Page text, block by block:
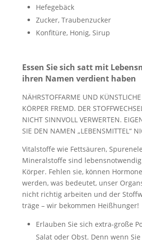
Hefegebäck
Zucker, Traubenzucker
Konfitüre, Honig, Sirup
Essen Sie sich satt mit
ihren Namen verdient haben
NÄHRSTOFFARME UND
KÖRPER FREMD. DER
NICHT SINNVOLL VERWERTEN.
SIE DEN NAMEN „LEBENSMITTEL“
Vitalstoffe wie Fettsäuren,
Mineralstoffe sind
Körper. Fehlen sie, können
werden, was bedeutet, unser
nicht richtig arbeiten und der
träge – wir bekommen Heißhunger!
Erlauben Sie sich extra-große
Salat oder Obst. Denn wenn